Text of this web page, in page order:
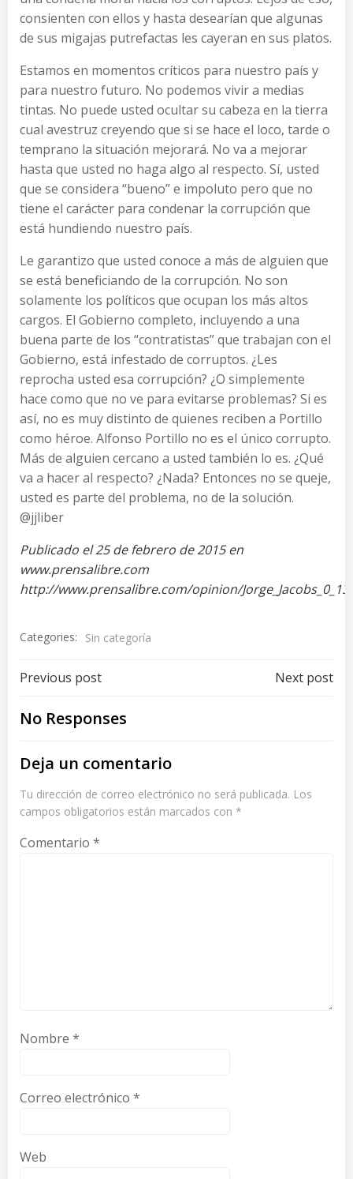
consienten con ellos y hasta desearían que algunas
de sus migajas putrefactas les cayeran en sus platos.
Estamos en momentos críticos para nuestro país y
para nuestro futuro. No podemos vivir a medias
tintas. No puede usted ocultar su cabeza en la tierra
cual avestruz creyendo que si se hace el loco, tarde o
temprano la situación mejorará. No va a mejorar
hasta que usted no haga algo al respecto. Sí, usted
que se considera “bueno” e impoluto pero que no
tiene el carácter para condenar la corrupción que
está hundiendo nuestro país.
Le garantizo que usted conoce a más de alguien que
se está beneficiando de la corrupción. No son
solamente los políticos que ocupan los más altos
cargos. El Gobierno completo, incluyendo a una
buena parte de los “contratistas” que trabajan con el
Gobierno, está infestado de corruptos. ¿Les
reprocha usted esa corrupción? ¿O simplemente
hace como que no ve para evitarse problemas? Si es
así, no es muy distinto de quienes reciben a Portillo
como héroe. Alfonso Portillo no es el único corrupto.
Más de alguien cercano a usted también lo es. ¿Qué
va a hacer al respecto? ¿Nada? Entonces no se queje,
usted es parte del problema, no de la solución.
@jjliber
Publicado el 25 de febrero de 2015 en
www.prensalibre.com
http://www.prensalibre.com/opinion/
Categories: Sin categoría
Post
navigation
Previous post Next post
No Responses
Deja un comentario
Tu dirección de correo electrónico no será publicada. Los
campos obligatorios están marcados con *
Comentario *
Nombre *
Correo electrónico *
Web